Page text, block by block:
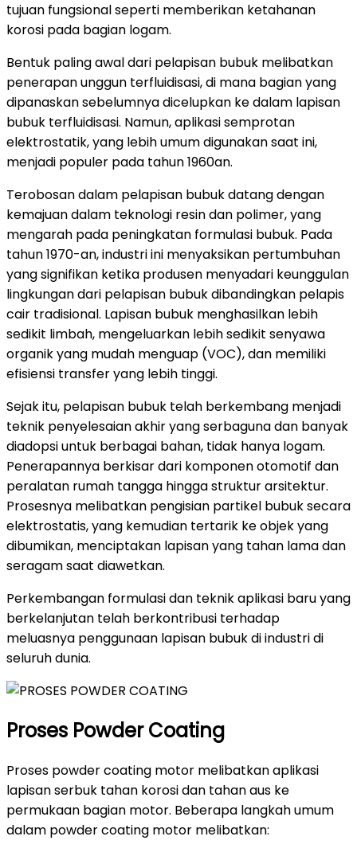
tujuan fungsional seperti memberikan ketahanan
korosi pada bagian logam.
Bentuk paling awal dari pelapisan bubuk melibatkan
penerapan unggun terfluidisasi, di mana bagian yang
dipanaskan sebelumnya dicelupkan ke dalam lapisan
bubuk terfluidisasi. Namun, aplikasi semprotan
elektrostatik, yang lebih umum digunakan saat ini,
menjadi populer pada tahun 1960an.
Terobosan dalam pelapisan bubuk datang dengan
kemajuan dalam teknologi resin dan polimer, yang
mengarah pada peningkatan formulasi bubuk. Pada
tahun 1970-an, industri ini menyaksikan pertumbuhan
yang signifikan ketika produsen menyadari keunggulan
lingkungan dari pelapisan bubuk dibandingkan pelapis
cair tradisional. Lapisan bubuk menghasilkan lebih
sedikit limbah, mengeluarkan lebih sedikit senyawa
organik yang mudah menguap (VOC), dan memiliki
efisiensi transfer yang lebih tinggi.
Sejak itu, pelapisan bubuk telah berkembang menjadi
teknik penyelesaian akhir yang serbaguna dan banyak
diadopsi untuk berbagai bahan, tidak hanya logam.
Penerapannya berkisar dari komponen otomotif dan
peralatan rumah tangga hingga struktur arsitektur.
Prosesnya melibatkan pengisian partikel bubuk secara
elektrostatis, yang kemudian tertarik ke objek yang
dibumikan, menciptakan lapisan yang tahan lama dan
seragam saat diawetkan.
Perkembangan formulasi dan teknik aplikasi baru yang
berkelanjutan telah berkontribusi terhadap
meluasnya penggunaan lapisan bubuk di industri di
seluruh dunia.
Proses Powder Coating
Proses powder coating motor melibatkan aplikasi
lapisan serbuk tahan korosi dan tahan aus ke
permukaan bagian motor. Beberapa langkah umum
dalam powder coating motor melibatkan: